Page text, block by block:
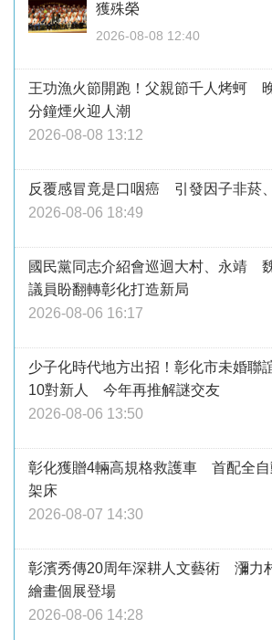
獲殊榮
2026-08-08 12:40
王功漁火節開跑！父親節千人烤蚵
分鐘煙火迎人潮
2026-08-08 13:12
反覆感冒竟是口咽癌 引發因子非菸
2026-08-06 18:49
國民黨同志介紹會巡迴大村、永靖
議員盼翻轉彰化打造新局
2026-08-06 16:17
少子化時代地方出招！彰化市未婚聯
10對新人 今年再推解謎交友
2026-08-06 13:50
彰化獲贈4輛高規格救護車 首配全自
架床
2026-08-07 14:30
彰濱秀傳20周年深耕人文藝術 瀰力
繪畫個展登場
2026-08-06 14:28